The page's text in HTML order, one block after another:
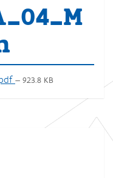
— 923.8 KB